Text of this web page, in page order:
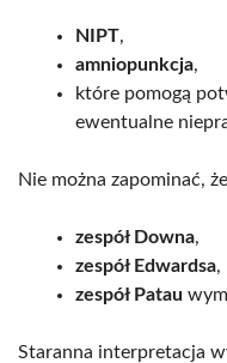
NIPT,
amniopunkcja,
które pomogą
ewentualne
Nie można zapominać,
zespół Downa,
zespół Edwardsa,
zespół Patau
Staranna interpretacja